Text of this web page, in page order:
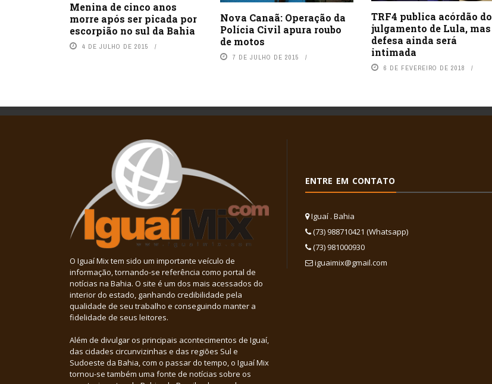
Menina de cinco anos
morre após ser picada por
escorpião no sul da Bahia
4 DE JULHO DE 2015
Nova Canaã: Operação da
Polícia Civil apura roubo
de motos
7 DE JULHO DE 2015
TRF4 publica acórdão do
julgamento de Lula, mas
defesa ainda será
intimada
6 DE FEVEREIRO DE 2018
O Iguaí Mix tem sido um importante veículo de
informação, tornando-se referência como portal de
notícias na Bahia. O site é um dos mais acessados do
interior do estado, ganhando credibilidade pela
qualidade de seu trabalho e conseguindo manter a
fidelidade de seus leitores.
Além de divulgar os principais acontecimentos de Iguaí,
das cidades circunvizinhas e das regiões Sul e
Sudoeste da Bahia, com o passar do tempo, o Iguaí Mix
tornou-se também uma fonte de notícias sobre os
ENTRE EM CONTATO
Iguaí . Bahia
(73) 988710421 (Whatsapp)
(73) 981000930
iguaimix@gmail.com